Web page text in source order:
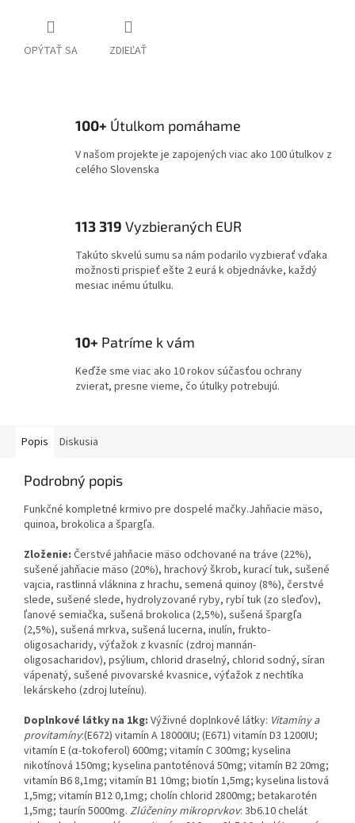
OPÝTAŤ SA ZDIEĽAŤ
100+ Útulkom pomáhame
V našom projekte je zapojených viac ako 100 útulkov z
celého Slovenska
113 319 Vyzbieraných EUR
Takúto skvelú sumu sa nám podarilo vyzbierať vďaka
možnosti prispieť ešte 2 eurá k objednávke, každý
mesiac inému útulku.
10+ Patríme k vám
Keďže sme viac ako 10 rokov súčasťou ochrany
zvierat, presne vieme, čo útulky potrebujú.
Popis Diskusia
Podrobný popis
Funkčné kompletné krmivo pre dospelé mačky.Jahňacie mäso,
quinoa, brokolica a špargľa.
Zloženie: Čerstvé jahňacie mäso odchované na tráve (22%),
sušené jahňacie mäso (20%), hrachový škrob, kurací tuk, sušené
vajcia, rastlinná vláknina z hrachu, semená quinoy (8%), čerstvé
slede, sušené slede, hydrolyzované ryby, rybí tuk (zo sleďov),
ľanové semiačka, sušená brokolica (2,5%), sušená špargľa
(2,5%), sušená mrkva, sušená lucerna, inulín, frukto-
oligosacharidy, výťažok z kvasníc (zdroj mannán-
oligosacharidov), psýlium, chlorid draselný, chlorid sodný, síran
vápenatý, sušené pivovarské kvasnice, výťažok z nechtíka
lekárskeho (zdroj luteínu).
Doplnkové látky na 1kg: Výživné doplnkové látky: Vitamíny a
provitamíny:(E672) vitamín A 18000IU; (E671) vitamín D3 1200IU;
vitamín E (α-tokoferol) 600mg; vitamín C 300mg; kyselina
nikotínová 150mg; kyselina pantoténová 50mg; vitamín B2 20mg;
vitamín B6 8,1mg; vitamín B1 10mg; biotín 1,5mg; kyselina listová
1,5mg; vitamín B12 0,1mg; cholín chlorid 2800mg; betakarotén
1,5mg; taurín 5000mg. Zlúčeniny mikroprvkov: 3b6.10 chelát